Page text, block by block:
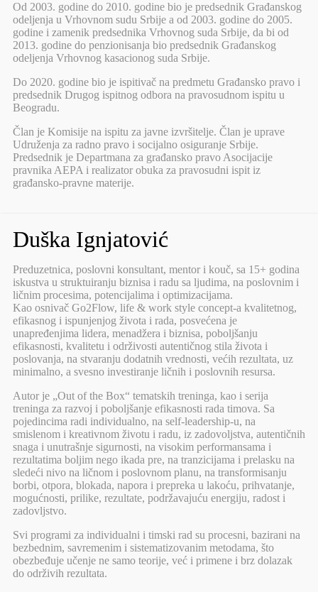
Od 2003. godine do 2010. godine bio je predsednik Građanskog
odeljenja u Vrhovnom sudu Srbije a od 2003. godine do 2005.
godine i zamenik predsednika Vrhovnog suda Srbije, da bi od
2013. godine do penzionisanja bio predsednik Građanskog
odeljenja Vrhovnog kasacionog suda Srbije.
Do 2020. godine bio je ispitivač na predmetu Građansko pravo i
predsednik Drugog ispitnog odbora na pravosudnom ispitu u
Beogradu.
Član je Komisije na ispitu za javne izvršitelje. Član je uprave
Udruženja za radno pravo i socijalno osiguranje Srbije.
Predsednik je Departmana za građansko pravo Asocijacije
pravnika AEPA i realizator obuka za pravosudni ispit iz
građansko-pravne materije.
Duška Ignjatović
Preduzetnica, poslovni konsultant, mentor i kouč, sa 15+ godina
iskustva u struktuiranju biznisa i radu sa ljudima, na poslovnim i
ličnim procesima, potencijalima i optimizacijama.
Kao osnivač Go2Flow, life & work style concept-a kvalitetnog,
efikasnog i ispunjenjog života i rada, posvećena je
unapređenjima lidera, menadžera i biznisa, poboljšanju
efikasnosti, kvalitetu i održivosti autentičnog stila života i
poslovanja, na stvaranju dodatnih vrednosti, većih rezultata, uz
minimalno, a svesno investiranje ličnih i poslovnih resursa.
Autor je „Out of the Box“ tematskih treninga, kao i serija
treninga za razvoj i poboljšanje efikasnosti rada timova. Sa
pojedincima radi individualno, na self-leadership-u, na
smislenom i kreativnom životu i radu, iz zadovoljstva, autentičnih
snaga i unutrašnje sigurnosti, na visokim performansama i
rezultatima boljim nego ikada pre, na tranzicijama i prelasku na
sledeći nivo na ličnom i poslovnom planu, na transformisanju
borbi, otpora, blokada, napora i prepreka u lakoću, prihvatanje,
mogućnosti, prilike, rezultate, podržavajuću energiju, radost i
zadovljstvo.
Svi programi za individualni i timski rad su procesni, bazirani na
bezbednim, savremenim i sistematizovanim metodama, što
obezbeđuje učenje ne samo teorije, već i primene i brz dolazak
do održivih rezultata.